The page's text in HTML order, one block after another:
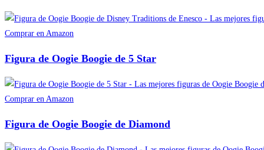
Comprar en Amazon
Figura de Oogie Boogie de 5 Star
Comprar en Amazon
Figura de Oogie Boogie de Diamond